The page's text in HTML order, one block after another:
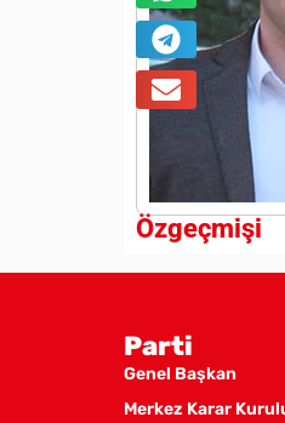
Özgeçmişi
Parti
Genel Başkan
Merkez Karar